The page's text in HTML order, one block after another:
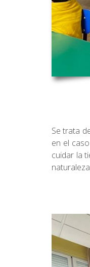
Se trata
en el
cuidar la